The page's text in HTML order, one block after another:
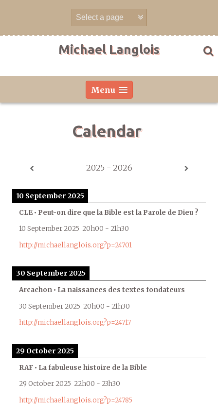
Michael Langlois
Menu
Calendar
2025 - 2026
10 September 2025
CLE • Peut-on dire que la Bible est la Parole de Dieu ?
10 September 2025 20h00 - 21h30
http://michaellanglois.org?p=24701
30 September 2025
Arcachon • La naissances des textes fondateurs
30 September 2025 20h00 - 21h30
http://michaellanglois.org?p=24717
29 October 2025
RAF • La fabuleuse histoire de la Bible
29 October 2025 22h00 - 23h30
http://michaellanglois.org?p=24785